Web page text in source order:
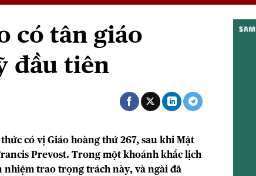
có tân giáo
đầu tiên
có vị Giáo hoàng thứ 267, sau khi Mật
Prevost. Trong một khoảnh khắc lịch
trao trọng trách này, và ngài đã